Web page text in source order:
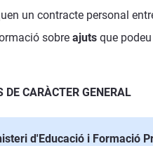
un contracte personal
sobre ajuts que
DE CARÀCTER GENERAL
d'Educació i Formació